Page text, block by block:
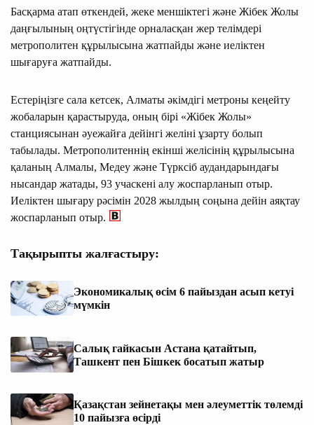
Басқарма атап өткендей, жеке меншіктегі және Жібек Жолы
даңғылының оңтүстігінде орналасқан жер телімдері
метрополитен құрылысына жатпайды және иеліктен
шығаруға жатпайды.
Естеріңізге сала кетсек, Алматы әкімдігі метроны кеңейту
жобаларын қарастыруда, оның бірі «Жібек Жолы»
станциясынан әуежайға дейінгі желіні ұзарту болып
табылады. Метрополитеннің екінші желісінің құрылысына
қаланың Алмалы, Медеу және Түрксіб аудандарындағы
нысандар жатады, 93 учаскені алу жоспарланып отыр.
Иеліктен шығару рәсімін 2028 жылдың соңына дейін аяқтау
жоспарланып отыр.
Тақырыпты жалғастыру:
Экономикалық өсім 6 пайыздан асып кетуі
мүмкін
Салық гайкасын Астана қатайтып,
Ташкент пен Бішкек босатып жатыр
Қазақстан зейнетақы мен әлеуметтік төлемді
10 пайызға өсірді